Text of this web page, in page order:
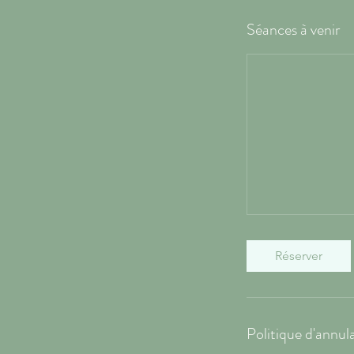
Séances à venir
Réserver
Politique